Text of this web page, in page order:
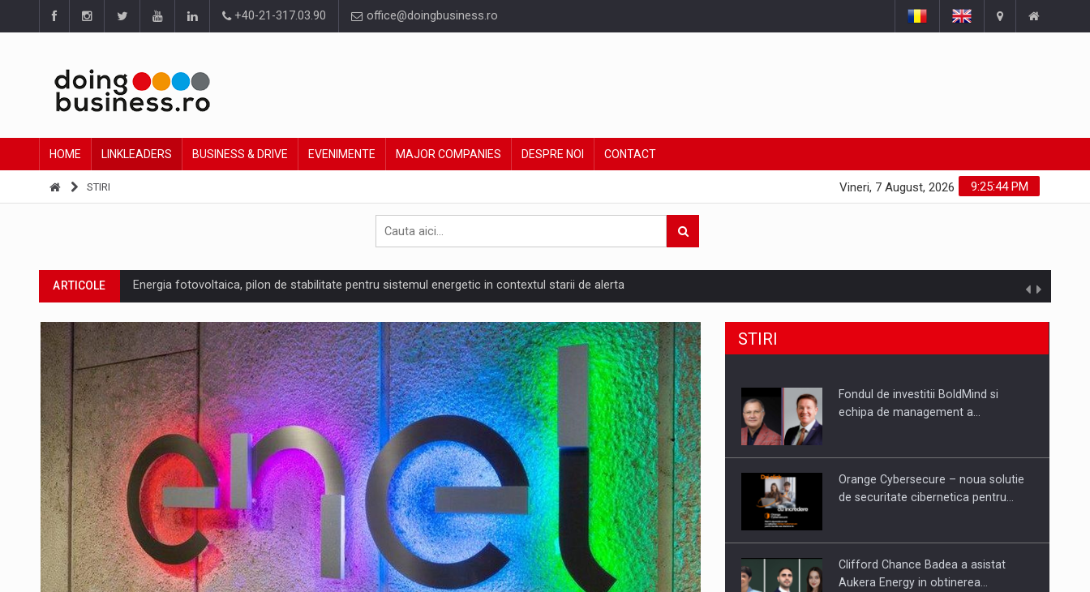
+40-21-317.03.90 office@doingbusiness.ro
HOME LINKLEADERS BUSINESS & DRIVE EVENIMENTE MAJOR COMPANIES DESPRE NOI CONTACT
STIRI 9:25:45 PM
Vineri, 7 August, 2026
ARTICOLE Energia fotovoltaica, pilon de stabilitate pentru sistemul energetic in contextul starii de alerta
ARTICOLE Cum invatam sa spunem nu intr-o cultura care pedepseste granitele?
ARTICOLE Ingredient Spotlight: What SKU Level Tracking Reveals About Bakuchiol's Evolution
ARTICOLE Producatorii si comerciantii care nu se supun noilor reglementari UE privind ambalajele pot risca retragerea produselor din piata
INTERVIURI LEADERSHIP IN MISCARE
INTERVIURI CU BATERIILE PERMANENT INCARCATE
INTERVIURI PUTTING ROMANIAN CORPORATE COMPANIES ON THE INTERNATIONAL BUSINESS SCENE
INTERVIURI OUR EDGE WILL COME FROM BEING THE MOST DIGITALIZED WHOLESALER IN ROMANIA
INTERVIURI COFFEE IS OUR LOVE LANGUAGE
STIRI
Fondul de investitii BoldMind si
echipa de management a…
Orange Cybersecure – noua solutie
de securitate cibernetica pentru…
Clifford Chance Badea a asistat
Aukera Energy in obtinerea…